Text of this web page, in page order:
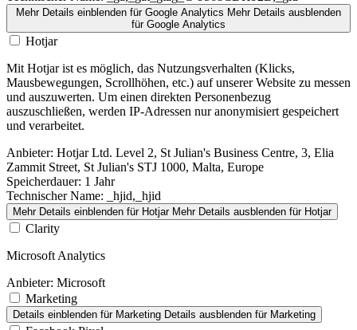
Mehr Details einblenden für Google Analytics Mehr Details ausblenden
für Google Analytics
Hotjar
Mit Hotjar ist es möglich, das Nutzungsverhalten (Klicks,
Mausbewegungen, Scrollhöhen, etc.) auf unserer Website zu messen
und auszuwerten. Um einen direkten Personenbezug
auszuschließen, werden IP-Adressen nur anonymisiert gespeichert
und verarbeitet.
Anbieter: Hotjar Ltd. Level 2, St Julian's Business Centre, 3, Elia
Zammit Street, St Julian's STJ 1000, Malta, Europe
Speicherdauer: 1 Jahr
Technischer Name: _hjid,_hjid
Mehr Details einblenden für Hotjar Mehr Details ausblenden für Hotjar
Clarity
Microsoft Analytics
Anbieter: Microsoft
Marketing
Details einblenden für Marketing Details ausblenden für Marketing